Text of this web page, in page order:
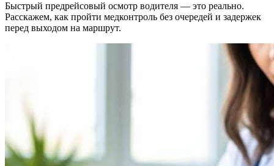
Быстрый предрейсовый осмотр водителя — это реально.
Расскажем, как пройти медконтроль без очередей и задержек
перед выходом на маршрут.